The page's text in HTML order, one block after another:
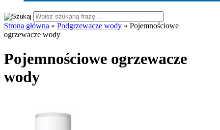
Strona główna » Podgrzewacze wody » Pojemnościowe
ogrzewacze wody
Pojemnościowe ogrzewacze
wody